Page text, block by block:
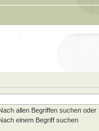
allen Begriffen suchen
einem Begriff suchen